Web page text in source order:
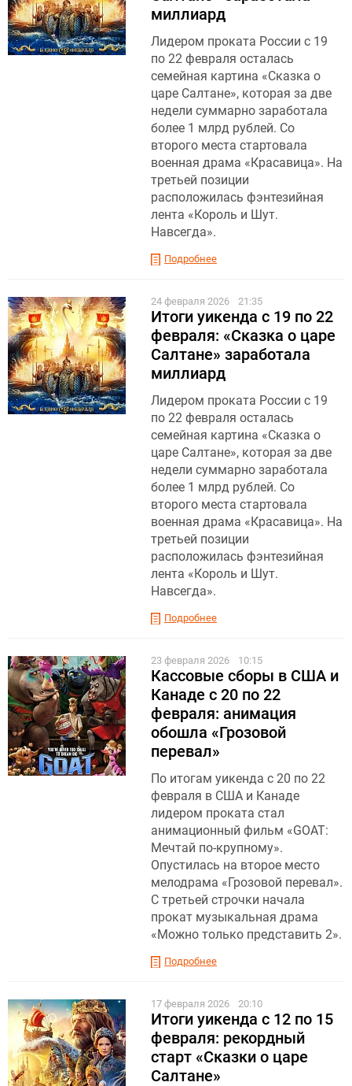
миллиард
Лидером проката России с 19
по 22 февраля осталась
семейная картина «Сказка о
царе Салтане», которая за две
недели суммарно заработала
более 1 млрд рублей. Со
второго места стартовала
военная драма «Красавица». На
третьей позиции
расположилась фэнтезийная
лента «Король и Шут.
Навсегда».
Подробнее
24 февраля 2026 21:35
Итоги уикенда с 19 по 22
февраля: «Сказка о царе
Салтане» заработала
миллиард
Лидером проката России с 19
по 22 февраля осталась
семейная картина «Сказка о
царе Салтане», которая за две
недели суммарно заработала
более 1 млрд рублей. Со
второго места стартовала
военная драма «Красавица». На
третьей позиции
расположилась фэнтезийная
лента «Король и Шут.
Навсегда».
Подробнее
23 февраля 2026 10:15
Кассовые сборы в США и
Канаде с 20 по 22
февраля: анимация
обошла «Грозовой
перевал»
По итогам уикенда с 20 по 22
февраля в США и Канаде
лидером проката стал
анимационный фильм «GOAT:
Мечтай по-крупному».
Опустилась на второе место
мелодрама «Грозовой перевал».
С третьей строчки начала
прокат музыкальная драма
«Можно только представить 2».
Подробнее
17 февраля 2026 20:10
Итоги уикенда с 12 по 15
февраля: рекордный
старт «Сказки о царе
Салтане»